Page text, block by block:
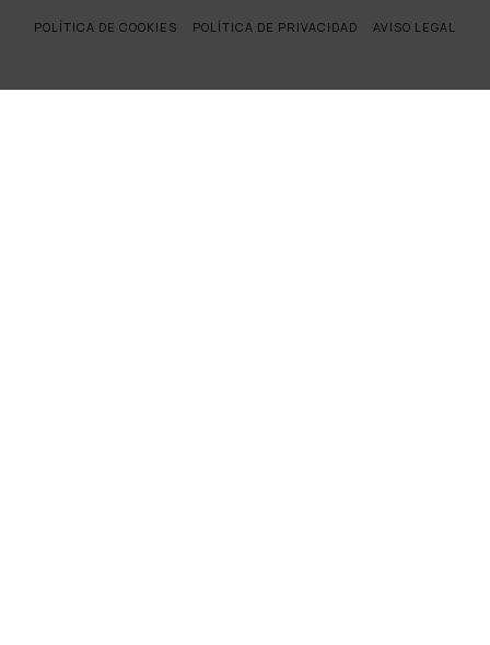
POLÍTICA DE COOKIES POLÍTICA DE PRIVACIDAD AVISO LEGAL